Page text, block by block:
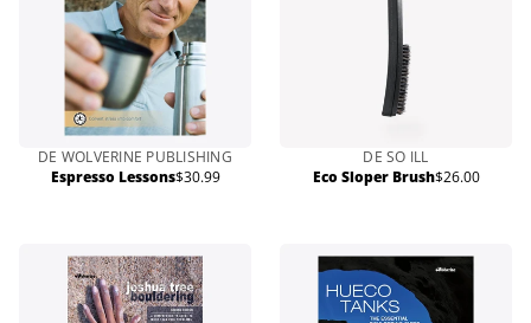
DE WOLVERINE PUBLISHING
Espresso LessonsPrix
$30.99
DE SO ILL
Eco Sloper BrushPrix
$26.00